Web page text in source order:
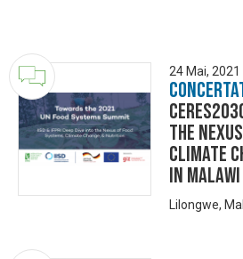
24 Mai, 2021
the
Climate
in Malawi
Lilongwe,